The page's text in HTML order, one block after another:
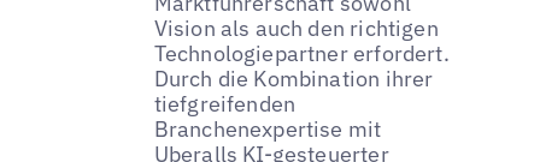
Vision als auch den richtigen
Technologiepartner erfordert.
Durch die Kombination ihrer
tiefgreifenden
Branchenexpertise mit
Uberalls KI-gesteuerter